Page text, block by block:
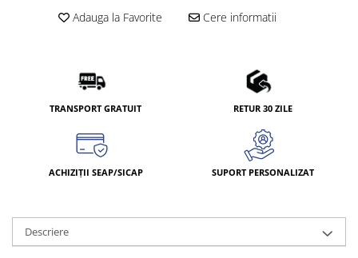
Adauga la Favorite Cere informatii
TRANSPORT GRATUIT RETUR 30 ZILE
ACHIZIȚII SEAP/SICAP SUPORT PERSONALIZAT
Descriere